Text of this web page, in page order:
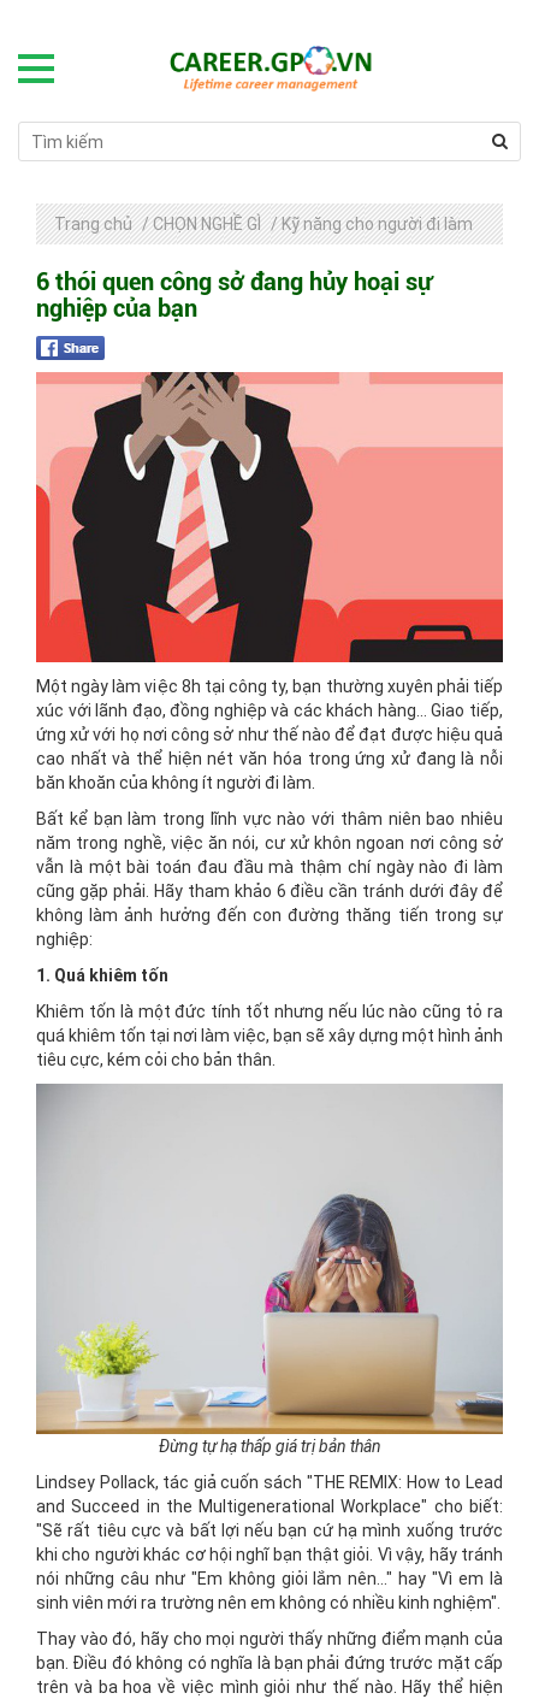
Trang chủ / CHỌN NGHỀ GÌ / Kỹ năng cho người đi làm
6 thói quen công sở đang hủy hoại sự
nghiệp của bạn
Một ngày làm việc 8h tại công ty, bạn thường xuyên phải tiếp
xúc với lãnh đạo, đồng nghiệp và các khách hàng… Giao tiếp,
ứng xử với họ nơi công sở như thế nào để đạt được hiệu quả
cao nhất và thể hiện nét văn hóa trong ứng xử đang là nỗi
băn khoăn của không ít người đi làm.
Bất kể bạn làm trong lĩnh vực nào với thâm niên bao nhiêu
năm trong nghề, việc ăn nói, cư xử khôn ngoan nơi công sở
vẫn là một bài toán đau đầu mà thậm chí ngày nào đi làm
cũng gặp phải. Hãy tham khảo 6 điều cần tránh dưới đây để
không làm ảnh hưởng đến con đường thăng tiến trong sự
nghiệp:
1. Quá khiêm tốn
Khiêm tốn là một đức tính tốt nhưng nếu lúc nào cũng tỏ ra
quá khiêm tốn tại nơi làm việc, bạn sẽ xây dựng một hình ảnh
tiêu cực, kém cỏi cho bản thân.
Đừng tự hạ thấp giá trị bản thân
Lindsey Pollack, tác giả cuốn sách "THE REMIX: How to Lead
and Succeed in the Multigenerational Workplace" cho biết:
"Sẽ rất tiêu cực và bất lợi nếu bạn cứ hạ mình xuống trước
khi cho người khác cơ hội nghĩ bạn thật giỏi. Vì vậy, hãy tránh
nói những câu như "Em không giỏi lắm nên..." hay "Vì em là
sinh viên mới ra trường nên em không có nhiều kinh nghiệm".
Thay vào đó, hãy cho mọi người thấy những điểm mạnh của
bạn. Điều đó không có nghĩa là bạn phải đứng trước mặt cấp
trên và ba hoa về việc mình giỏi như thế nào. Hãy thể hiện